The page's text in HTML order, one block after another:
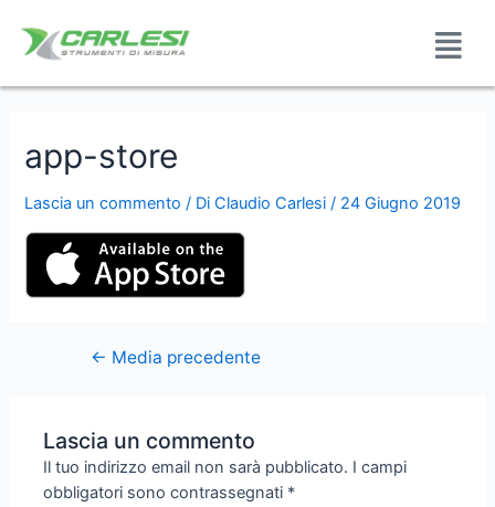
app-store
Lascia un commento / DiClaudio Carlesi / 24 Giugno 2019
← Media precedente
Lascia un commento
Il tuo indirizzo email non sarà pubblicato. I campi
obbligatori sono contrassegnati *